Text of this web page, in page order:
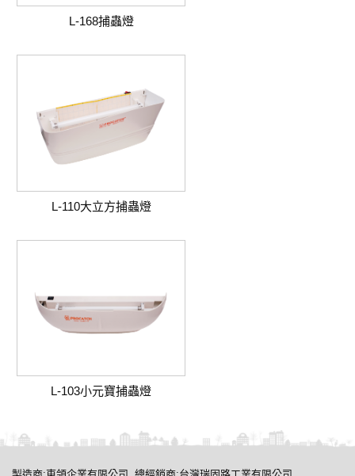
L-168捕蟲燈
L-110大立方捕蟲燈
L-103小元寶捕蟲燈